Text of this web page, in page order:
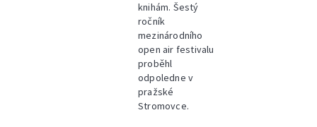
knihám. Šestý
ročník
mezinárodního
open air festivalu
proběhl
odpoledne v
pražské
Stromovce.